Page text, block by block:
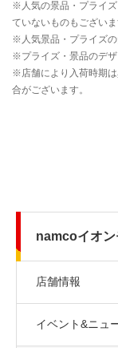
namcoイオ
店舗情報
イベント&ニュ